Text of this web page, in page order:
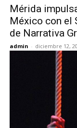
Mérida
México con el
de Narrativa
admin - diciembre 12,